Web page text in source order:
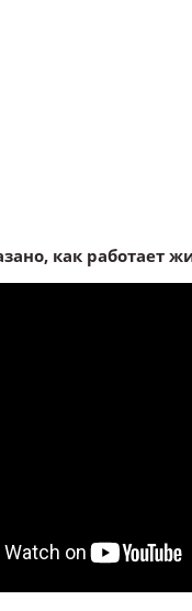
как работает